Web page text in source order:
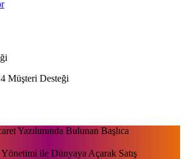
Müşteri Desteği
Yazılımında Bulunan Başlıca
Yönetimi ile Dünyaya Açarak Satış